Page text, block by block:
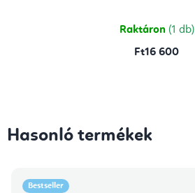
Raktáron (1 db)
Ft16 600
Hasonló termékek
Bestseller